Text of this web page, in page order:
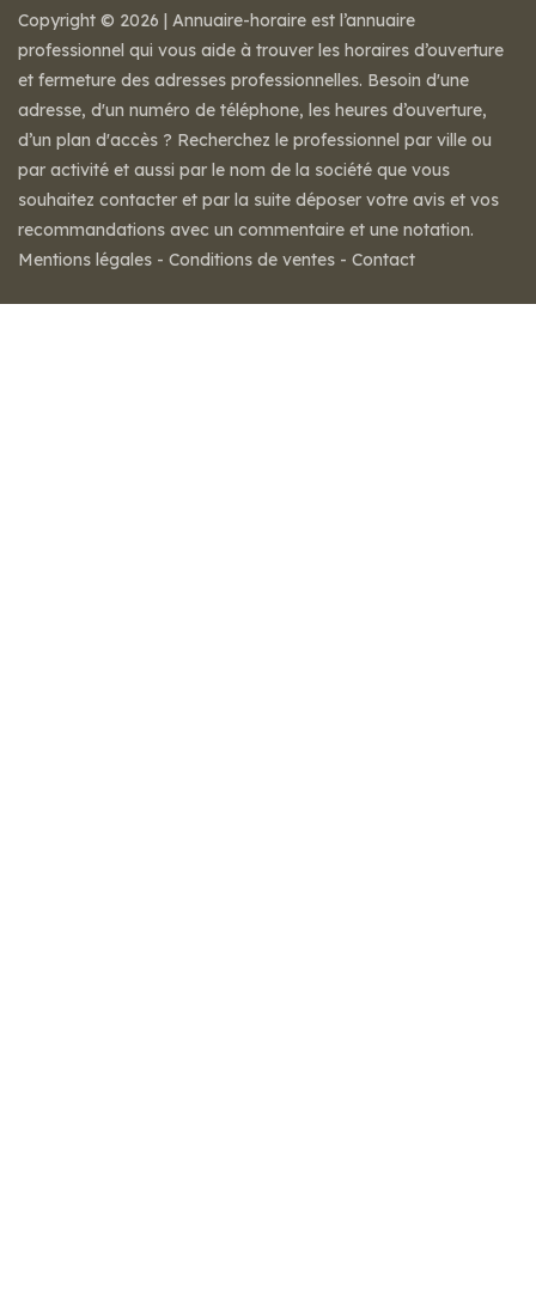
Copyright © 2026 | Annuaire-horaire est l’annuaire
professionnel qui vous aide à trouver les horaires d’ouverture
et fermeture des adresses professionnelles. Besoin d'une
adresse, d'un numéro de téléphone, les heures d’ouverture,
d’un plan d'accès ? Recherchez le professionnel par ville ou
par activité et aussi par le nom de la société que vous
souhaitez contacter et par la suite déposer votre avis et vos
recommandations avec un commentaire et une notation.
Mentions légales - Conditions de ventes - Contact